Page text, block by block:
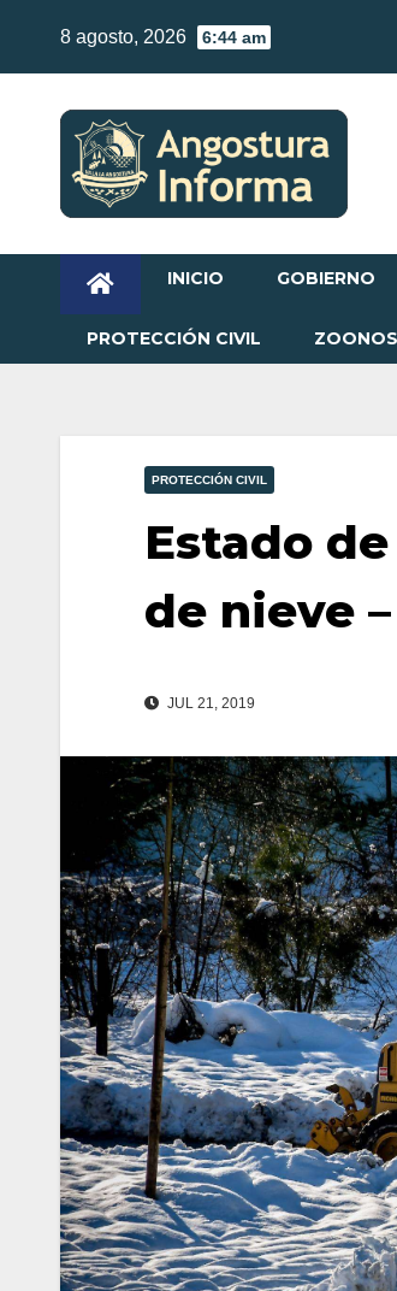
content
8 agosto, 2026 6:44 am
INICIO GOBIERNO
PROTECCIÓN CIVIL
PROTECCIÓN CIVIL
Estado
de nieve
JUL 21, 2019